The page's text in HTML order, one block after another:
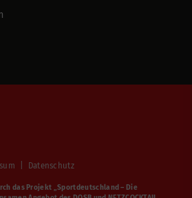
Datenschutz
das Projekt „Sportdeutschland – Die